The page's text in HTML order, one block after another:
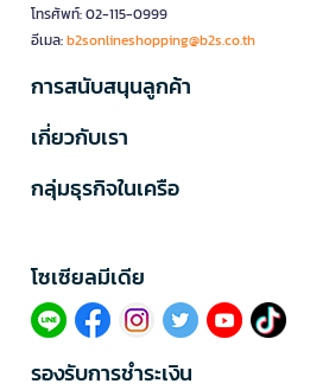
โทรศัพท์: 02-115-0999
อีเมล:b2sonlineshopping@b2s.co.th
การสนับสนุนลูกค้า
เกี่ยวกับเรา
กลุ่มธุรกิจในเครือ
โซเซียลมีเดีย​
รองรับการชำระเงิน